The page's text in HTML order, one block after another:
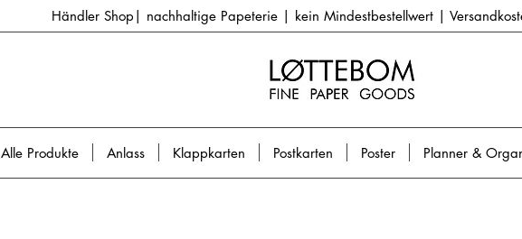
Händler Shop| nachhaltige Papeterie | kein Mindestbestellwert |
Alle Produkte Anlass Klappkarten Postkarten Poster Planner &